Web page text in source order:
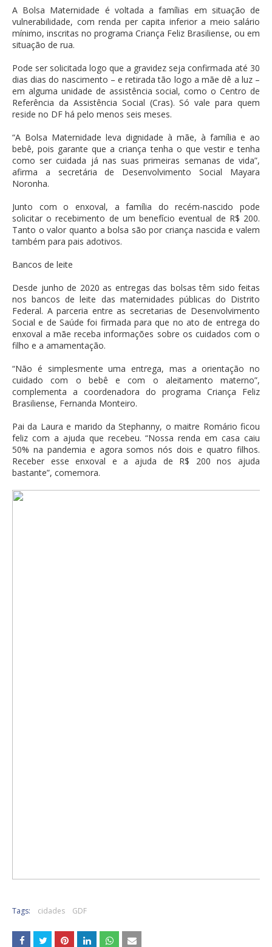
A Bolsa Maternidade é voltada a famílias em situação de
vulnerabilidade, com renda per capita inferior a meio salário
mínimo, inscritas no programa Criança Feliz Brasiliense, ou em
situação de rua.
Pode ser solicitada logo que a gravidez seja confirmada até 30
dias dias do nascimento – e retirada tão logo a mãe dê a luz –
em alguma unidade de assistência social, como o Centro de
Referência da Assistência Social (Cras). Só vale para quem
reside no DF há pelo menos seis meses.
“A Bolsa Maternidade leva dignidade à mãe, à família e ao
bebê, pois garante que a criança tenha o que vestir e tenha
como ser cuidada já nas suas primeiras semanas de vida”,
afirma a secretária de Desenvolvimento Social Mayara
Noronha.
Junto com o enxoval, a família do recém-nascido pode
solicitar o recebimento de um benefício eventual de R$ 200.
Tanto o valor quanto a bolsa são por criança nascida e valem
também para pais adotivos.
Bancos de leite
Desde junho de 2020 as entregas das bolsas têm sido feitas
nos bancos de leite das maternidades públicas do Distrito
Federal. A parceria entre as secretarias de Desenvolvimento
Social e de Saúde foi firmada para que no ato de entrega do
enxoval a mãe receba informações sobre os cuidados com o
filho e a amamentação.
“Não é simplesmente uma entrega, mas a orientação no
cuidado com o bebê e com o aleitamento materno”,
complementa a coordenadora do programa Criança Feliz
Brasiliense, Fernanda Monteiro.
Pai da Laura e marido da Stephanny, o maitre Romário ficou
feliz com a ajuda que recebeu. “Nossa renda em casa caiu
50% na pandemia e agora somos nós dois e quatro filhos.
Receber esse enxoval e a ajuda de R$ 200 nos ajuda
bastante”, comemora.
Tags: cidades GDF